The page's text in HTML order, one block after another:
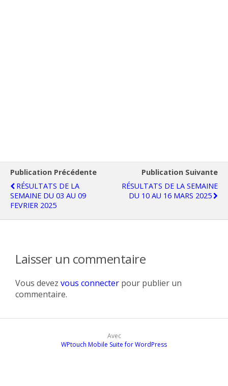
Publication Précédente
RÉSULTATS DE LA
SEMAINE DU 03 AU 09
FEVRIER 2025
Publication Suivante
RÉSULTATS DE LA SEMAINE
DU 10 AU 16 MARS 2025
Laisser un commentaire
Vous devez vous connecter pour publier un
commentaire.
Avec
WPtouch Mobile Suite for WordPress